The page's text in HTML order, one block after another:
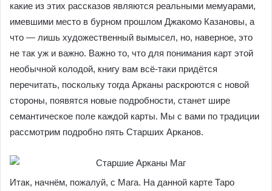
какие из этих рассказов являются реальными мемуарами,
имевшими место в бурном прошлом Джакомо Казановы, а
что — лишь художественный вымысел, но, наверное, это
не так уж и важно. Важно то, что для понимания карт этой
необычной колодой, книгу вам всё-таки придётся
перечитать, поскольку тогда Арканы раскроются с новой
стороны, появятся новые подробности, станет шире
семантическое поле каждой карты. Мы с вами по традиции
рассмотрим подробно пять Старших Арканов.
Итак, начнём, пожалуй, с Мага. На данной карте Таро